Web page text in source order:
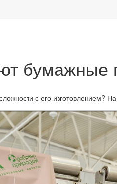
бумажные
с его изготовлением?